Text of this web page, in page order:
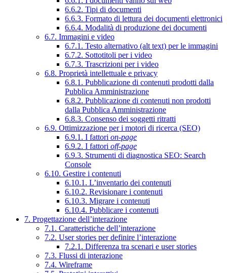
6.6.2. Tipi di documenti
6.6.3. Formato di lettura dei documenti elettronici
6.6.4. Modalità di produzione dei documenti
6.7. Immagini e video
6.7.1. Testo alternativo (alt text) per le immagini
6.7.2. Sottotitoli per i video
6.7.3. Trascrizioni per i video
6.8. Proprietà intellettuale e privacy
6.8.1. Pubblicazione di contenuti prodotti dalla
Pubblica Amministrazione
6.8.2. Pubblicazione di contenuti non prodotti
dalla Pubblica Amministrazione
6.8.3. Consenso dei soggetti ritratti
6.9. Ottimizzazione per i motori di ricerca (SEO)
6.9.1. I fattori on-page
6.9.2. I fattori off-page
6.9.3. Strumenti di diagnostica SEO: Search
Console
6.10. Gestire i contenuti
6.10.1. L’inventario dei contenuti
6.10.2. Revisionare i contenuti
6.10.3. Migrare i contenuti
6.10.4. Pubblicare i contenuti
7. Progettazione dell’interazione
7.1. Caratteristiche dell’interazione
7.2. User stories per definire l’interazione
7.2.1. Differenza tra scenari e user stories
7.3. Flussi di interazione
7.4. Wireframe